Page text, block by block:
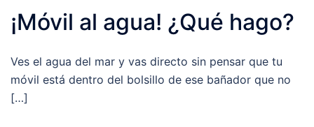
¡Móvil al agua! ¿Qué hago?
Ves el agua del mar y vas directo sin pensar que tu
móvil está dentro del bolsillo de ese bañador que no
[…]